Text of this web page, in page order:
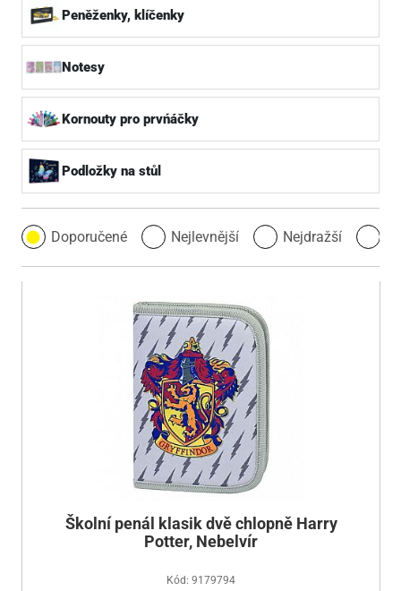
Peněženky, klíčenky
Notesy
Kornouty pro prvńáčky
Podložky na stůl
Doporučené Nejlevnější Nejdražší
Školní penál klasik dvě chlopně Harry
Potter, Nebelvír
Kód: 9179794